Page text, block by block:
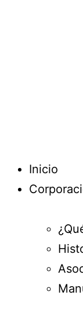
Inicio